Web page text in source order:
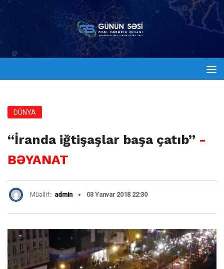
DÜNYA
“İranda iğtişaşlar başa çatıb” -
BƏYANAT
Müəllif: admin 03 Yanvar 2018 22:30